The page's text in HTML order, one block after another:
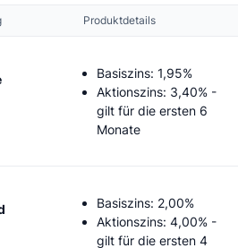
Produktdetails
Basiszins: 1,95%
Aktionszins: 3,40% -
gilt für die ersten 6
Monate
Basiszins: 2,00%
Aktionszins: 4,00% -
gilt für die ersten 4